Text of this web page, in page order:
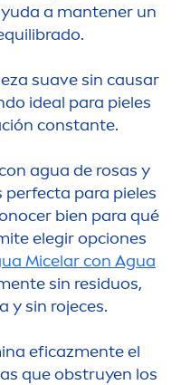
a mantener un
suave sin causar
ideal para pieles
constante.
agua de rosas y
perfecta para pieles
bien para qué
elegir opciones
Micelar con Agua
te sin residuos,
y sin rojeces.
eficazmente el
que obstruyen los